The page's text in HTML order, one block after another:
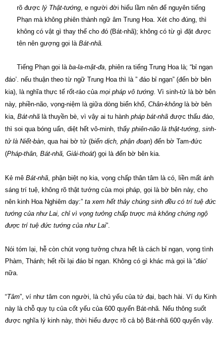
rõ được lý Thật-tướng, e người đời hiểu lầm nên để nguyên tiếng
Phạn mà không phiên thành ngữ âm Trung Hoa. Xét cho đúng, thì
không có vật gì thay thế cho đó (Bát-nhã); không có từ gì đặt được
tên nên gượng gọi là Bát-nhã.
Tiếng Phạn gọi là ba-la-mật-đa, phiên ra tiếng Trung Hoa là; “bỉ ngạn
đáo’. nếu thuận theo từ ngữ Trung Hoa thì là ” đáo bỉ ngạn” (đến bờ bên
kia), là nghĩa thực tế rốt-ráo của mọi pháp vô tướng. Vì sinh-tử là bờ bên
này, phiền-não, vọng-niệm là giữa dòng biển khổ, Chân-không là bờ bên
kia, Bát-nhã là thuyền bè, vì vậy ai tu hành pháp bát-nhã được thấu đáo,
thì soi qua bóng uẩn, diệt hết vô-minh, thấy phiên-não là thật-tướng, sinh-
tử là Niết-bàn, qua hai bờ tử (biến dịch, phận đoạn) đến bờ Tam-đức
(Pháp-thân, Bát-nhã, Giải-thoát) gọi là đến bờ bên kia.
Kẻ mê Bát-nhã, phận biệt nọ kia, vọng chấp thân tâm là có, liền mất ánh
sáng trí tuệ, không rõ thật tướng của mọi pháp, gọi là bờ bên này, cho
nên kinh Hoa Nghiêm dạy:” ta xem hết thảy chúng sinh đều có trí tuệ đức
tướng của như Lai, chỉ vì vọng tưởng chấp trược mà không chứng ngộ
được trí tuệ đức tướng của như Lai”.
Nói tóm lại, hễ còn chút vọng tưởng chưa hết là cách bỉ ngạn, vọng tình
Phàm, Thánh; hết rồi lại đáo bỉ ngạn. Không có gì khác mà gọi là “đáo’
nữa.
“Tâm”, ví như tâm con người, là chủ yếu của tứ đại, bạch hài. Ví dụ Kinh
này là chỗ quy tụ của cốt yếu của 600 quyển Bát-nhã. Nếu thông suốt
được nghĩa lý kinh này, thời hiểu được rõ cả bộ Bát-nhã 600 quyển vậy.